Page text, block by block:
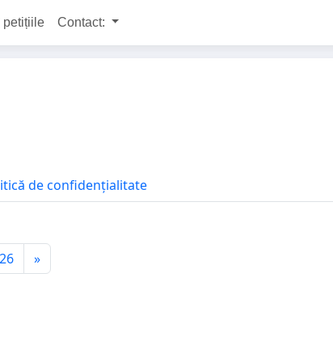
petițiile Contact:
de confidențialitate
26 »